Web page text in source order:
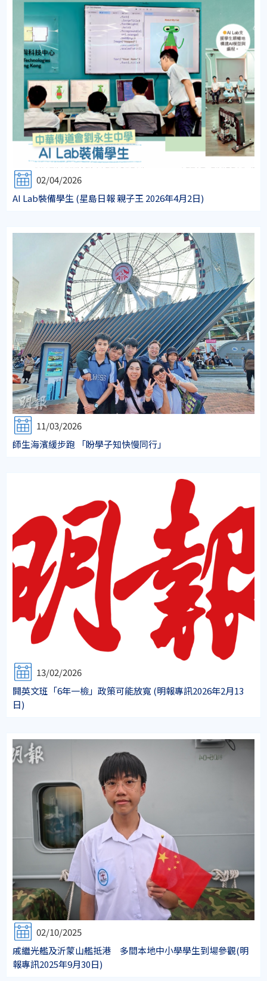
02/04/2026
AI Lab裝備學生 (星島日報 親子王 2026年4月2日)
11/03/2026
師生海濱緩步跑 「盼學子知快慢同行」
13/02/2026
開英文班「6年一檢」政策可能放寬 (明報專訊2026年2月13
日)
02/10/2025
戚繼光艦及沂蒙山艦抵港 多間本地中小學學生到場參觀(明
報專訊2025年9月30日)